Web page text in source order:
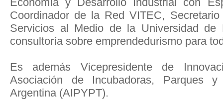
Coordinador de la Red VITEC,
Servicios al Medio de la Universidad
consultoría sobre emprendedurismo para
Es además Vicepresidente de
Asociación de Incubadoras, Parques
Argentina (AIPYPT).